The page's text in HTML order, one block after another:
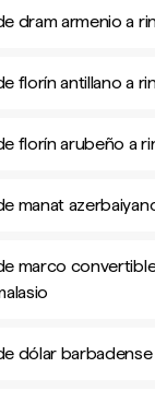
dram armenio a
florín antillano a
florín arubeño a
manat
marco
dólar barbadense